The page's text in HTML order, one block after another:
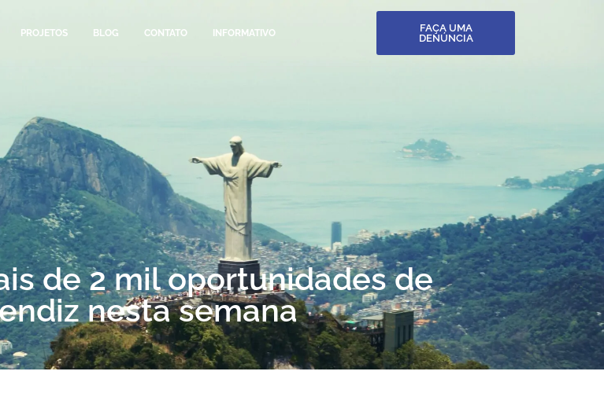
PROJETOS BLOG CONTATO INFORMATIVO
FAÇA UMA
DENÚNCIA
de 2 mil oportunidades de
nesta semana